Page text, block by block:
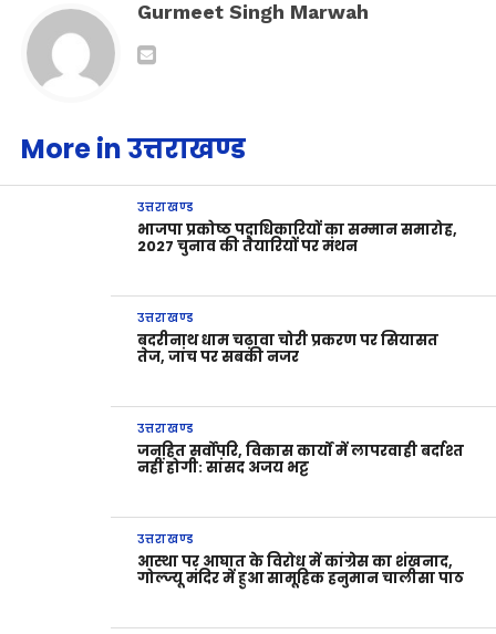
Gurmeet Singh Marwah
More in उत्तराखण्ड
उत्तराखण्ड
भाजपा प्रकोष्ठ पदाधिकारियों का सम्मान समारोह,
2027 चुनाव की तैयारियों पर मंथन
उत्तराखण्ड
बदरीनाथ धाम चढ़ावा चोरी प्रकरण पर सियासत
तेज, जांच पर सबकी नजर
उत्तराखण्ड
जनहित सर्वोपरि, विकास कार्यों में लापरवाही बर्दाश्त
नहीं होगी: सांसद अजय भट्ट
उत्तराखण्ड
आस्था पर आघात के विरोध में कांग्रेस का शंखनाद,
गोल्ज्यू मंदिर में हुआ सामूहिक हनुमान चालीसा पाठ